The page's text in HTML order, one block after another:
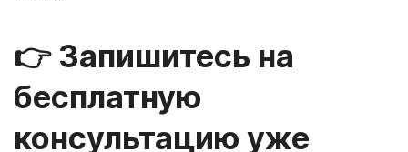
👉 Запишитесь на
бесплатную
консультацию уже